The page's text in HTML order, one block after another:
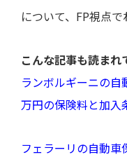
について、FP視点で
こんな記事も読まれ
ランボルギーニの
万円の保険料と加入
フェラーリの自動